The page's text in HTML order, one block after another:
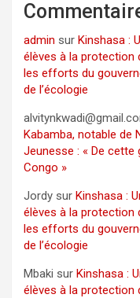
admin sur Kinshasa :
élèves à la protection
les efforts du
de l’écologie
Kabamba, notable de
Jeunesse : « De cette
Congo »
Jordy sur Kinshasa :
élèves à la protection
les efforts du
de l’écologie
Mbaki sur Kinshasa :
élèves à la protection